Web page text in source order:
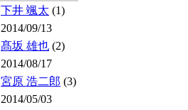
下井 颯太 (1)
2014/09/13
髙坂 雄也 (2)
2014/08/17
宮原 浩二郎 (3)
2014/05/03